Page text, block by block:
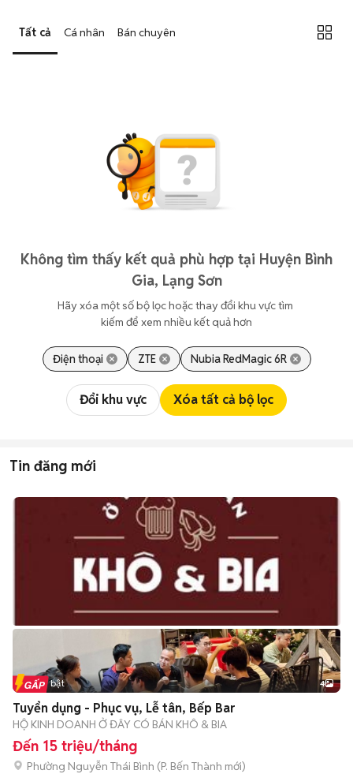
Tất cả Cá nhân Bán chuyên
Không tìm thấy kết quả phù hợp tại Huyện Bình
Gia, Lạng Sơn
Hãy xóa một số bộ lọc hoặc thay đổi khu vực tìm
kiếm để xem nhiều kết quả hơn
Điện thoại ZTE Nubia RedMagic 6R
Đổi khu vực Xóa tất cả bộ lọc
Tin đăng mới
Tin nổi bật 4
Tuyển dụng - Phục vụ, Lễ tân, Bếp Bar
HỘ KINH DOANH Ở ĐÂY CÓ BÁN KHÔ & BIA
Đến 15 triệu/tháng
Phường Nguyễn Thái Bình (P. Bến Thành mới)